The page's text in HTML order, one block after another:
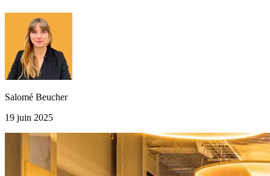
Salomé Beucher
19 juin 2025